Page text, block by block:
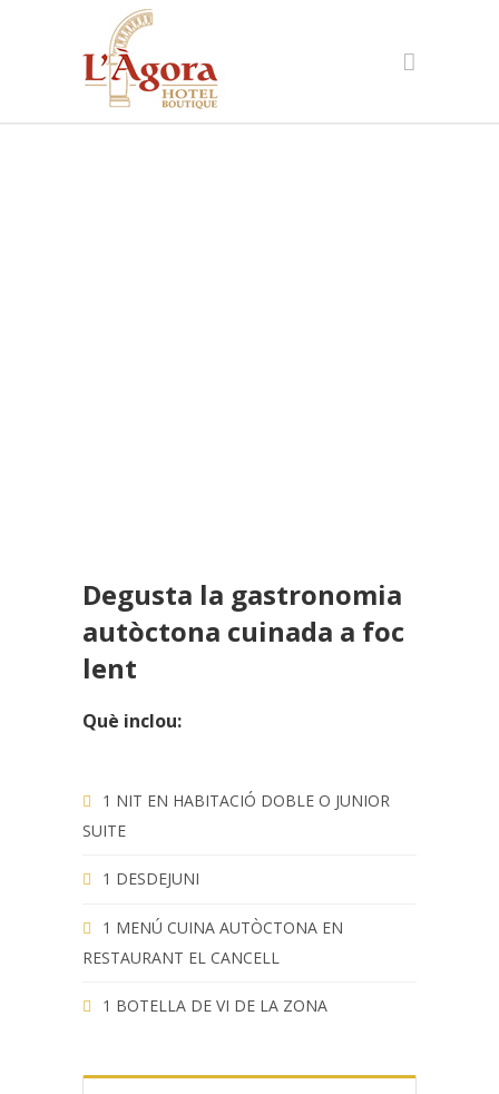
Degusta la gastronomia
autòctona cuinada a foc
lent
Què inclou:
1 NIT EN HABITACIÓ DOBLE O JUNIOR
SUITE
1 DESDEJUNI
1 MENÚ CUINA AUTÒCTONA EN
RESTAURANT EL CANCELL
1 BOTELLA DE VI DE LA ZONA